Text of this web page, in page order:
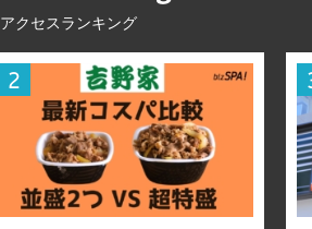
アクセスランキング